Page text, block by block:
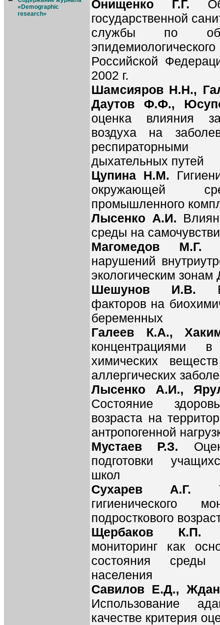
«Demographic
research»
Онищенко Г.Г.
государственной
службы по
Российской
2002 г.
Шамсияров Н.Н.,
Даутов Ф.Ф.,
оценка влияния
воздуха на
дыхательных путей
Цупина Н.М.
окружающей
промышленного
Лысенко А.И.
среды на
Магомедов
нарушений
экологическим зонам
Шешунов И.В.
факторов на
беременных
Галеев К.А.,
концентрациями
химических
аллергических
Лысенко А.И.,
Состояние
возраста на
антропогенной
Мустаев Р.З.
подготовки
школ
Сухарев А.Г.
гигиенического
подросткового
Щербаков
мониторинг как
состояния
населения
Савилов Е.Д.,
Использование
качестве критерия